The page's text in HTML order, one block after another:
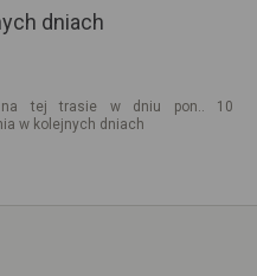
dniach
na tej trasie w dniu pon.. 10
w kolejnych dniach